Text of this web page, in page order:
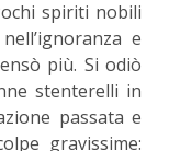
spiriti nobili
e
più. Si odiò
stenterelli in
passata e
gravissime: